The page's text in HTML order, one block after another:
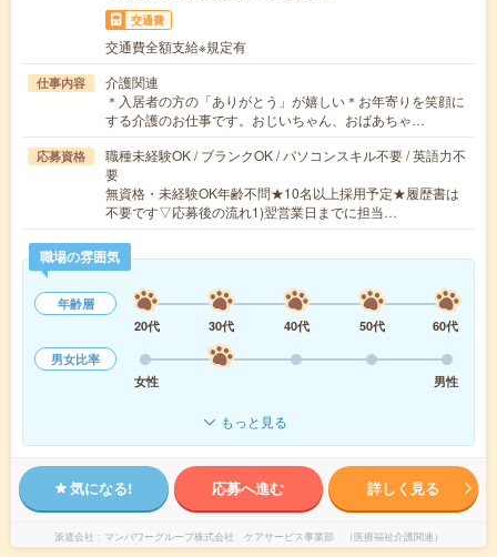
交通費
交通費全額支給※規定有
仕事内容
介護関連
＊入居者の方の「ありがとう」が嬉しい＊お年寄りを笑顔に
する介護のお仕事です。おじいちゃん、おばあちゃ…
応募資格
職種未経験OK / ブランクOK / パソコンスキル不要 / 英語力不
要
無資格・未経験OK年齢不問★10名以上採用予定★履歴書は
不要です▽応募後の流れ1)翌営業日までに担当…
職場の雰囲気
年齢層
20代
30代 40代 50代
60代
男女比率
女性
男性
もっと見る
気になる! 応募へ進む 詳しく見る
派遣会社 マンパワーグループ株式会社 ケアサービス事業部 （医療福祉介護関連）